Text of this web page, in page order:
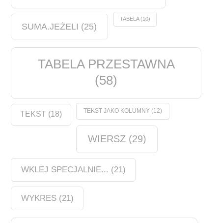
SUMA.JEŻELI (25)
TABELA(10)
TABELA PRZESTAWNA
(58)
TEKST (18) TEKST JAKO KOLUMNY(12)
WIERSZ(29)
WKLEJ SPECJALNIE... (21)
WYKRES(21)